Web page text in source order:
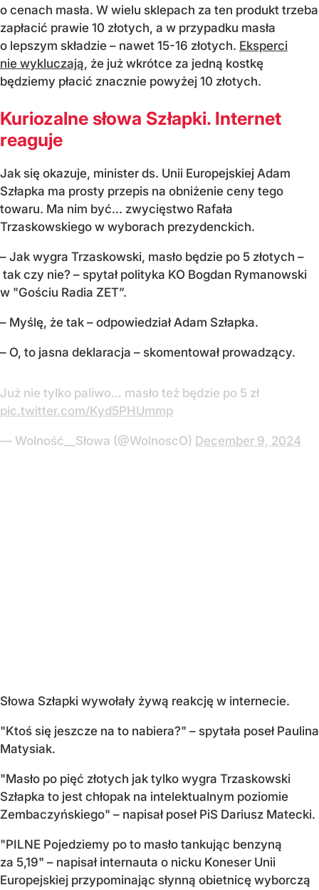
o cenach masła. W wielu sklepach za ten produkt trzeba
zapłacić prawie 10 złotych, a w przypadku masła
o lepszym składzie – nawet 15-16 złotych. Eksperci
nie wykluczają, że już wkrótce za jedną kostkę
będziemy płacić znacznie powyżej 10 złotych.
Kuriozalne słowa Szłapki. Internet
reaguje
Jak się okazuje, minister ds. Unii Europejskiej Adam
Szłapka ma prosty przepis na obniżenie ceny tego
towaru. Ma nim być... zwycięstwo Rafała
Trzaskowskiego w wyborach prezydenckich.
– Jak wygra Trzaskowski, masło będzie po 5 złotych –
tak czy nie? – spytał polityka KO Bogdan Rymanowski
w "Gościu Radia ZET”.
– Myślę, że tak – odpowiedział Adam Szłapka.
– O, to jasna deklaracja – skomentował prowadzący.
Już nie tylko paliwo… masło też będzie po 5 zł
pic.twitter.com/Kyd5PHUmmp
— Wolność__Słowa (@WolnoscO) December 9, 2024
Słowa Szłapki wywołały żywą reakcję w internecie.
"Ktoś się jeszcze na to nabiera?" – spytała poseł Paulina
Matysiak.
"Masło po pięć złotych jak tylko wygra Trzaskowski
Szłapka to jest chłopak na intelektualnym poziomie
Zembaczyńskiego" – napisał poseł PiS Dariusz Matecki.
"PILNE Pojedziemy po to masło tankując benzyną
za 5,19" – napisał internauta o nicku Koneser Unii
Europejskiej przypominając słynną obietnicę wyborczą